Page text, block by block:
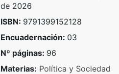
de 2026
ISBN: 9791399152128
Encuadernación: 03
Nº páginas: 96
Materias: Política y Sociedad